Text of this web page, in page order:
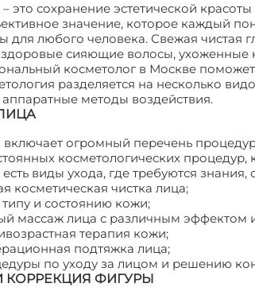
это сохранение эстетической
значение, которое каждый
для любого человека. Свежая
здоровые сияющие волосы, ухоженные
косметолог в Москве
разделяется на несколько
методы воздействия.
включает огромный перечень
косметологических
виды ухода, где требуются знания,
косметическая чистка лица;
и состоянию кожи;
массаж лица с различным эффектом
терапия кожи;
подтяжка лица;
по уходу за лицом и решению
КОРРЕКЦИЯ ФИГУРЫ